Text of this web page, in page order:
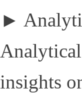
►
insights